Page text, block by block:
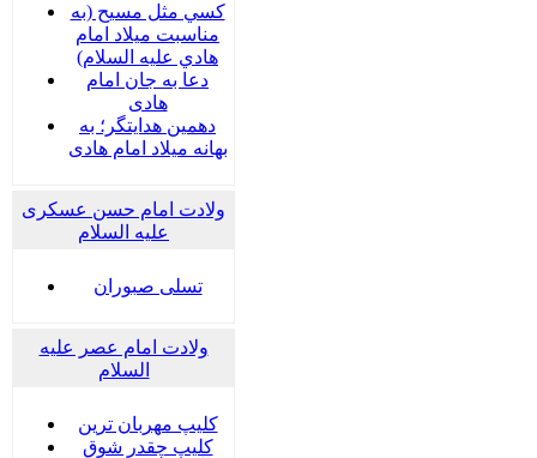
كسي مثل مسيح (به
مناسبت ميلاد امام
هادي عليه السلام)
دعا به جان امام
هادی
دهمین هدایتگر؛ به
بهانه میلاد امام هادی
ولادت امام حسن عسکری
علیه السلام
تسلی صبوران
ولادت امام عصر علیه
السلام
کلیپ مهربان ترین
کلیپ چقدر شوق